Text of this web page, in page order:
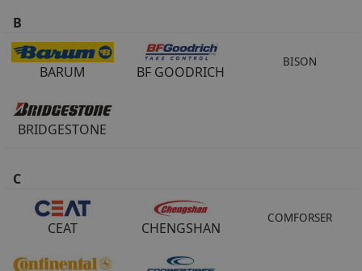
B
BARUM BF GOODRICH
BISON
BRIDGESTONE
C
CEAT CHENGSHAN
COMFORSER